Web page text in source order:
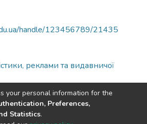
handle/123456789/21435
реклами та видавничої
your personal information for the
Preferences,
Statistics.